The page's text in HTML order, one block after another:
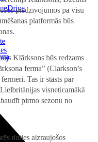
piedzīvojumos pa visu
platformās būs
Klārksons būs redzams
ferma” (Clarkson’s
Tas ir stāsts par
visneticamākā
pirmo sezonu no
doties aizraujošos